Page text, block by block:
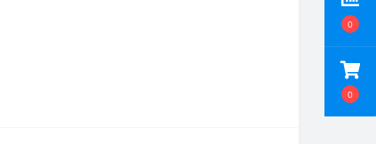
0
0